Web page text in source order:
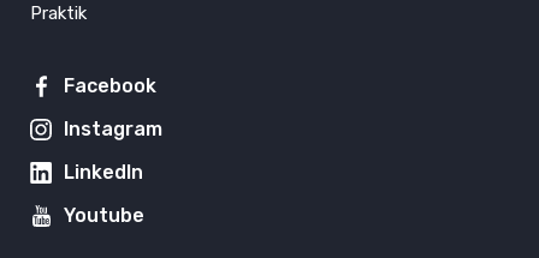
Praktik
Facebook
Instagram
LinkedIn
Youtube